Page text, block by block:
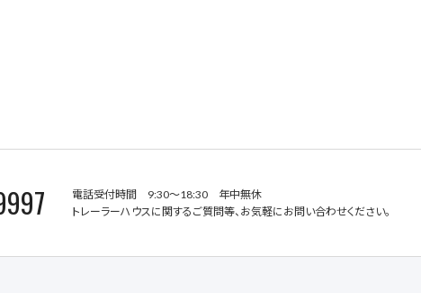
電話受付時間 9:30～18:30 年中無休
トレーラーハウスに関するご質問等、お気軽にお問い合わせください。